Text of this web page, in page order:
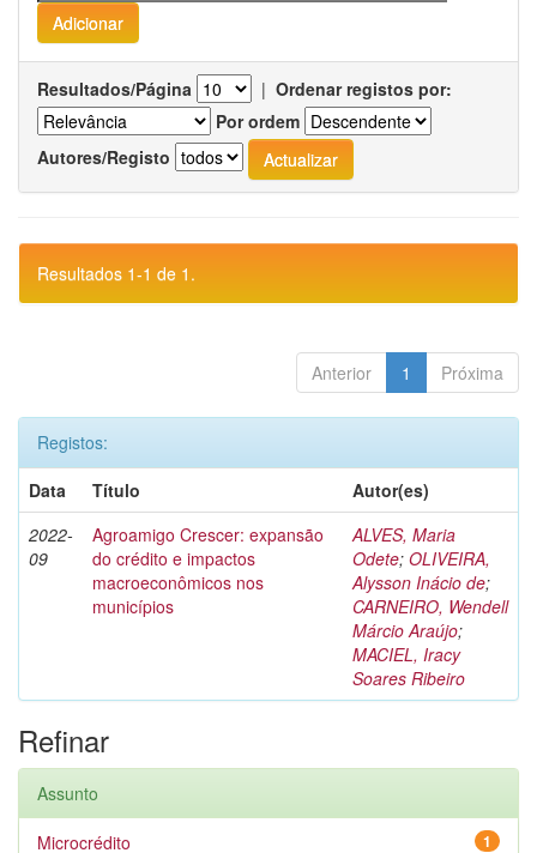
Resultados/Página | Ordenar registos por:
Por ordem
Autores/Registo
Resultados 1-1 de 1.
Anterior 1 Próxima
Registos:
Data
Título
Autor(es)
2022-
09
Agroamigo Crescer: expansão
do crédito e impactos
macroeconômicos nos
municípios
ALVES, Maria
Odete; OLIVEIRA,
Alysson Inácio de;
CARNEIRO, Wendell
Márcio Araújo;
MACIEL, Iracy
Soares Ribeiro
Refinar
Assunto
1
Microcrédito